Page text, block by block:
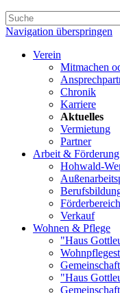
Navigation überspringen
Verein
Mitmachen
Chronik
Karriere
Aktuelles
Vermietung
Partner
Arbeit & Förderung
Hohwald-
Förderbereich
Verkauf
Wohnen & Pflege
"Haus
"Haus